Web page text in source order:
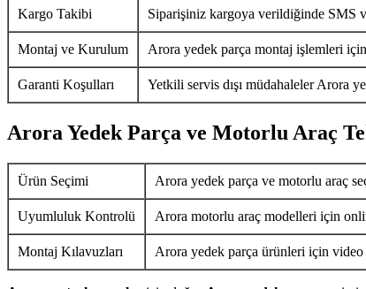
Kargo Takibi Siparişiniz kargoya verildiğinde SMS
Montaj ve Kurulum Arora yedek parça montaj işlemleri
Garanti Koşulları Yetkili servis dışı müdahaleler Arora
Arora Yedek Parça ve Motorlu Araç
Ürün Seçimi Arora yedek parça ve motorlu araç
Uyumluluk Kontrolü Arora motorlu araç modelleri için
Montaj Kılavuzları Arora yedek parça ürünleri için video